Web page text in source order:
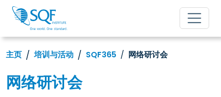
主页 培训与活动 SQF365 网络研讨会
网络研讨会